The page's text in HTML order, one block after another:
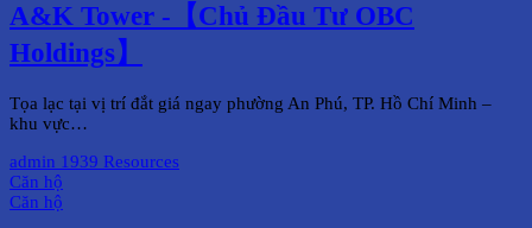
A&K Tower -【Chủ Đầu Tư OBC
Holdings】
Tọa lạc tại vị trí đắt giá ngay phường An Phú, TP. Hồ Chí Minh –
khu vực…
admin 1939 Resources
Căn hộ
Căn hộ